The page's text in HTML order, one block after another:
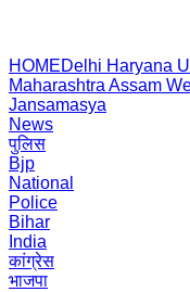
HOMEDelhi Haryana
Maharashtra Assam
Jansamasya
News
पुलिस
Bjp
National
Police
Bihar
India
कांग्रेस
भाजपा